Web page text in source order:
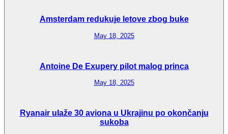
Amsterdam redukuje letove zbog buke
May 18, 2025
Antoine De Exupery pilot malog princa
May 18, 2025
Ryanair ulaže 30 aviona u Ukrajinu po okončanju
sukoba